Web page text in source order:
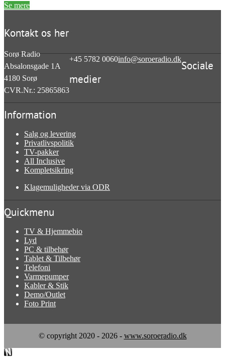
Se mere
Kontakt os her
Sorø Radio
Absalonsgade 1A
4180 Sorø
CVR.Nr.: 25865863
+45 5782 0060info@soroeradio.dkSociale
medier
Information
Salg og levering
Privatlivspolitik
TV-pakker
All Inclusive
Kompletsikring
Klagemuligheder via ODR
Quickmenu
TV & Hjemmebio
Lyd
PC & tilbehør
Tablet & Tilbehør
Telefoni
Varmepumper
Kabler & Stik
Demo/Outlet
Foto Print
© copyright 2020 - 2026 - www.soroeradio.dk